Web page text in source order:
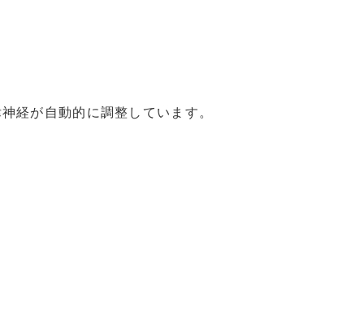
経が自動的に調整しています。